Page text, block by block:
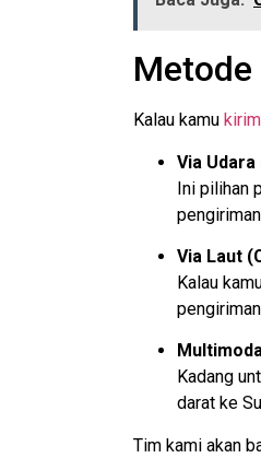
Kalau kamu
Via
Ini pilihan
Via Laut
Kalau
Kadang
darat ke
Tim kami akan